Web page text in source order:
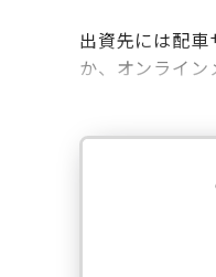
出資先には配
か、オンライン